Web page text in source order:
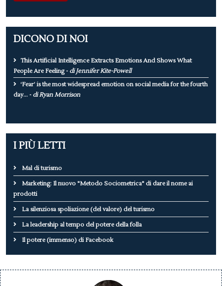
DICONO DI NOI
This Artificial Intelligence Extracts Emotions And Shows What
People Are Feeling - di Jennifer Kite-Powell
‘Fear’ is the most widespread emotion on social media for the fourth
day... - di Ryan Morrison
I PIÙ LETTI
Mal di turismo
Marketing: Il nuovo "Metodo Sociometrica" di dare il nome ai
prodotti
La silenziosa spoliazione (del valore) del turismo
La leadership al tempo del potere della folla
Il potere (immenso) di Facebook